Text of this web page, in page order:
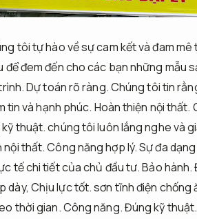
tôi tự hào về sự cam kết và đam
đem đến cho các bạn những mẫu
Dự toán rõ ràng.Chúng tôi tin
tin và hạnh phúc. Hoàn thiện nội thất.
thuật.chúng tôi luôn lắng nghe và
nội thất.Công năng hợp lý.Sự đa
tế chi tiết của chủ đầu tư.Bảo hành.
dày, Chịu lực tốt.sơn tĩnh điện chống
thời gian.Công năng.Đúng kỹ thuật.